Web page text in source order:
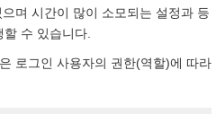
며 시간이 많이 소모되는 설정과 등
수 있습니다.
로그인 사용자의 권한(역할)에 따라